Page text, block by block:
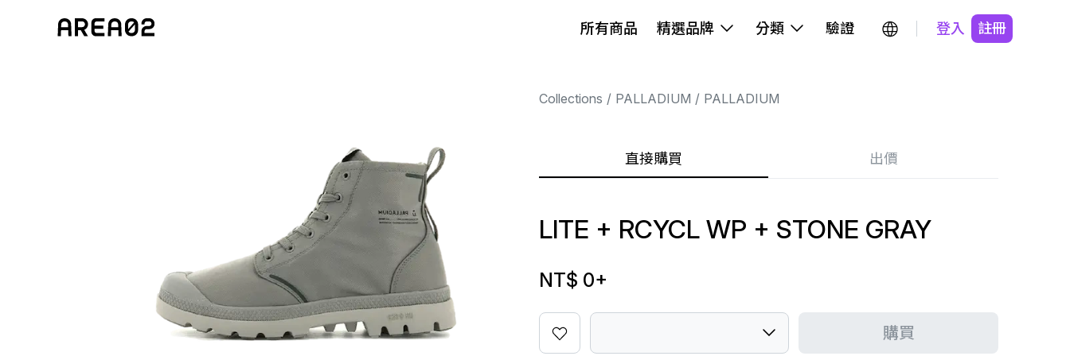
所有商品 精選品牌 分類 驗證 登入 註冊
Collections PALLADIUM PALLADIUM
直接購買 出價
LITE + RCYCL WP + STONE GRAY
NT$ 0+
購買